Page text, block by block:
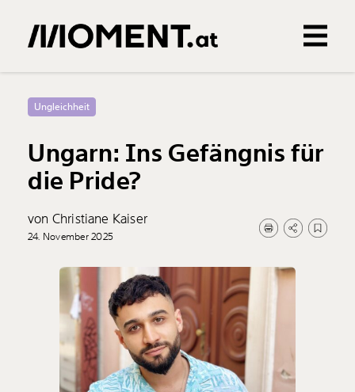
0Treffer
Ungleichheit
Ungarn: Ins Gefängnis für
die Pride?
von Christiane Kaiser
24. November 2025